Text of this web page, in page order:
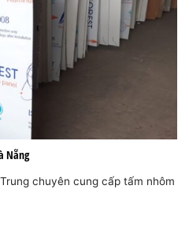
Nẵng
chuyên cung cấp tấm nhôm